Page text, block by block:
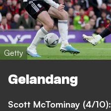
Getty
Gelandang
Scott McTominay (4/10):